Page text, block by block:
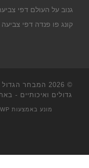
גנוב על העולם דפי
קונג פו פנדה דפי צביעה
© 2026
המבחר הגדול
גדולים ואיכותיים -
מונע באמצעות WP